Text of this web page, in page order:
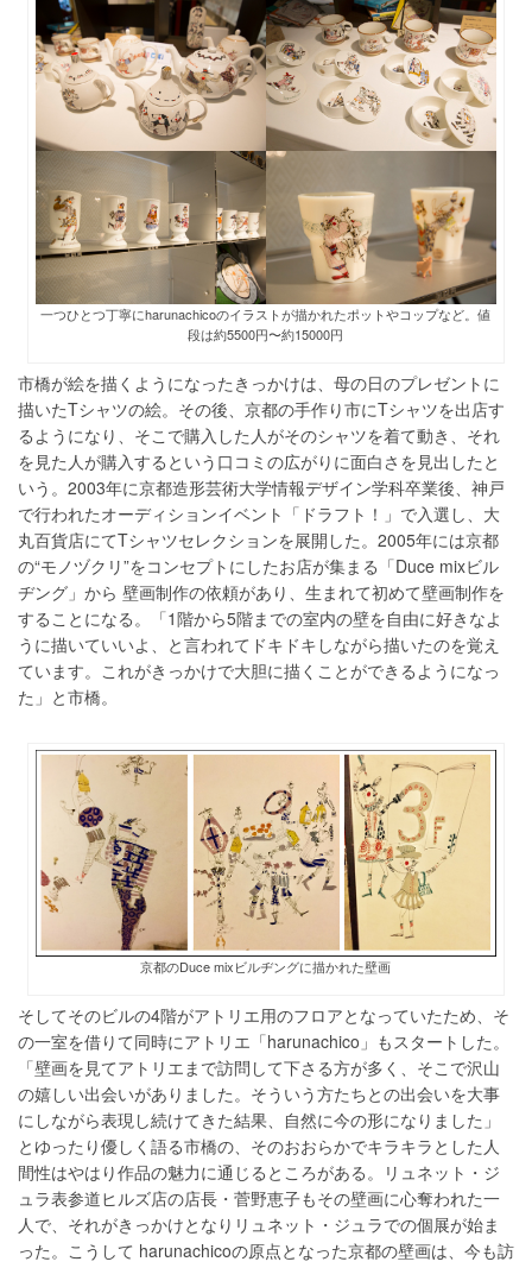
一つひとつ丁寧にharunachicoのイラストが描かれたポットやコップなど。値
段は約5500円〜約15000円
市橋が絵を描くようになったきっかけは、母の日のプレゼントに
描いたTシャツの絵。その後、京都の手作り市にTシャツを出店す
るようになり、そこで購入した人がそのシャツを着て動き、それ
を見た人が購入するという口コミの広がりに面白さを見出したと
いう。2003年に京都造形芸術大学情報デザイン学科卒業後、神戸
で行われたオーディションイベント「ドラフト！」で入選し、大
丸百貨店にてTシャツセレクションを展開した。2005年には京都
の“モノヅクリ”をコンセプトにしたお店が集まる「Duce mixビル
ヂング」から 壁画制作の依頼があり、生まれて初めて壁画制作を
することになる。「1階から5階までの室内の壁を自由に好きなよ
うに描いていいよ、と言われてドキドキしながら描いたのを覚え
ています。これがきっかけで大胆に描くことができるようになっ
た」と市橋。
京都のDuce mixビルヂングに描かれた壁画
そしてそのビルの4階がアトリエ用のフロアとなっていたため、そ
の一室を借りて同時にアトリエ「harunachico」もスタートした。
「壁画を見てアトリエまで訪問して下さる方が多く、そこで沢山
の嬉しい出会いがありました。そういう方たちとの出会いを大事
にしながら表現し続けてきた結果、自然に今の形になりました」
とゆったり優しく語る市橋の、そのおおらかでキラキラとした人
間性はやはり作品の魅力に通じるところがある。リュネット・ジ
ュラ表参道ヒルズ店の店長・菅野恵子もその壁画に心奪われた一
人で、それがきっかけとなりリュネット・ジュラでの個展が始ま
った。こうして harunachicoの原点となった京都の壁画は、今も訪